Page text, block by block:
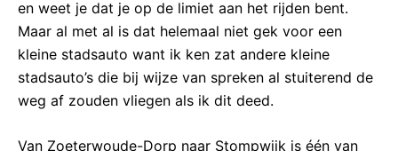
en weet je dat je op de limiet aan het rijden bent.
Maar al met al is dat helemaal niet gek voor een
kleine stadsauto want ik ken zat andere kleine
stadsauto’s die bij wijze van spreken al stuiterend de
weg af zouden vliegen als ik dit deed.
Van Zoeterwoude-Dorp naar Stompwijk is één van